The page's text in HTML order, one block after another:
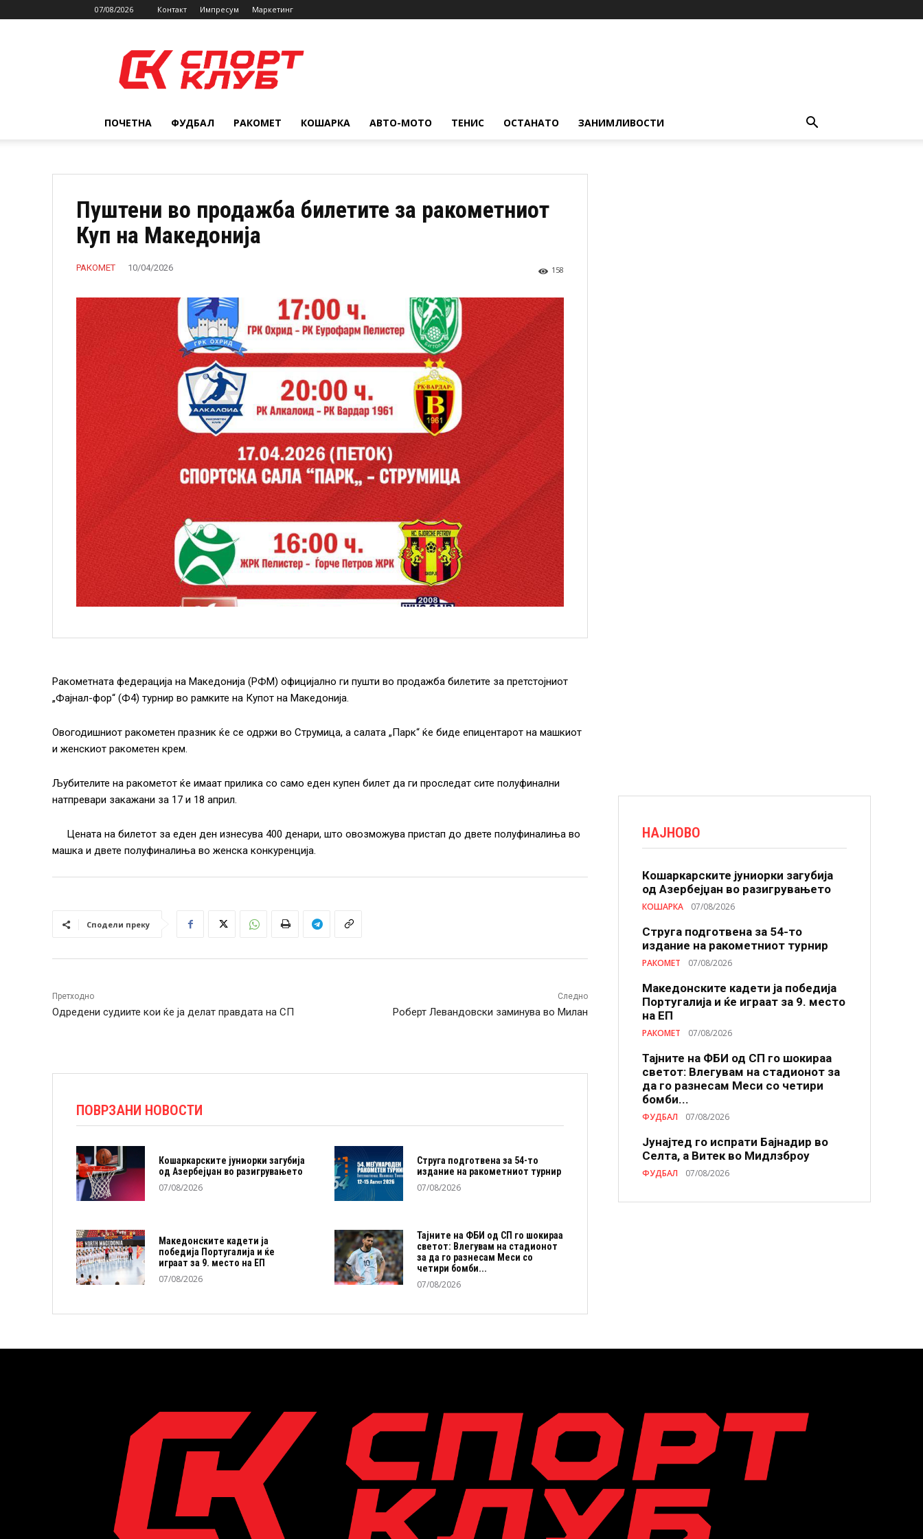
07/08/2026 Контакт Импресум Маркетинг
ПОЧЕТНА ФУДБАЛ РАКОМЕТ КОШАРКА АВТО-МОТО ТЕНИС ОСТАНАТО ЗАНИМЛИВОСТИ
Пуштени во продажба билетите за ракометниот
Куп на Македонија
РАКОМЕТ 10/04/2026 158
Ракометната федерација на Македонија (РФМ) официјално ги пушти во продажба билетите за претстојниот
„Фајнал-фор“ (Ф4) турнир во рамките на Купот на Македонија.
Овогодишниот ракометен празник ќе се одржи во Струмица, а салата „Парк“ ќе биде епицентарот на машкиот
и женскиот ракометен крем.
Љубителите на ракометот ќе имаат прилика со само еден купен билет да ги проследат сите полуфинални
натпревари закажани за 17 и 18 април.
Цената на билетот за еден ден изнесува 400 денари, што овозможува пристап до двете полуфиналиња во
машка и двете полуфиналиња во женска конкуренција.
Сподели преку
Претходно
Одредени судиите кои ќе ја делат правдата на СП
Следно
Роберт Левандовски заминува во Милан
ПОВРЗАНИ НОВОСТИ
Кошаркарските јуниорки загубија
од Азербејџан во разигрувањето
07/08/2026
Струга подготвена за 54-то
издание на ракометниот турнир
07/08/2026
Македонските кадети ја
победија Португалија и ќе
играат за 9. место на ЕП
07/08/2026
Тајните на ФБИ од СП го шокираа
светот: Влегувам на стадионот
за да го разнесам Меси со
четири бомби...
07/08/2026
НАЈНОВО
Кошаркарските јуниорки загубија
од Азербејџан во разигрувањето
КОШАРКА 07/08/2026
Струга подготвена за 54-то
издание на ракометниот турнир
РАКОМЕТ 07/08/2026
Македонските кадети ја победија
Португалија и ќе играат за 9. место
на ЕП
РАКОМЕТ 07/08/2026
Тајните на ФБИ од СП го шокираа
светот: Влегувам на стадионот за
да го разнесам Меси со четири
бомби...
ФУДБАЛ 07/08/2026
Јунајтед го испрати Бајнадир во
Селта, а Витек во Мидлзброу
ФУДБАЛ 07/08/2026